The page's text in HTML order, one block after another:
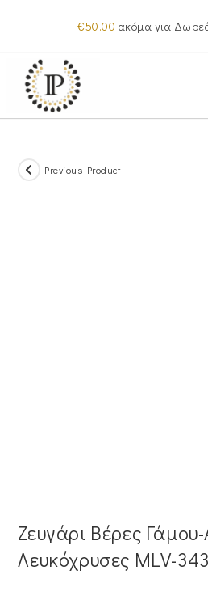
content
€50.00 ακόμα για
Previous Product
Ζευγάρι Βέρες
Λευκόχρυσες MLV-